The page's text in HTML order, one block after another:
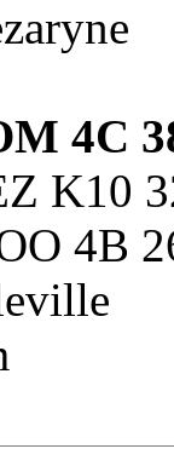
4C
K10
4B